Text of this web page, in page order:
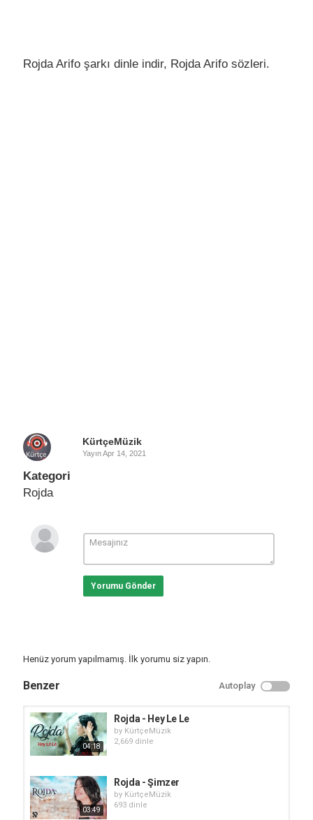
Rojda Arifo şarkı dinle indir, Rojda Arifo sözleri.
KürtçeMüzik
YayınApr 14, 2021
Kategori
Rojda
Yorumu Gönder
Henüz yorum yapılmamış. İlk yorumu siz yapın.
Benzer Autoplay
04:18
Rojda - Hey Le Le
by KürtçeMüzik
2,669 dinle
03:49
Rojda - Şimzer
by KürtçeMüzik
693 dinle